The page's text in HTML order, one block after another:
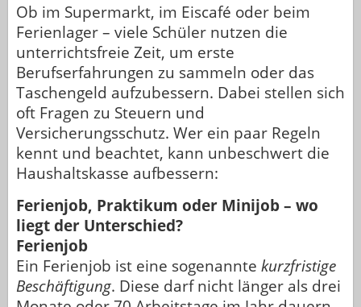
Ob im Supermarkt, im Eiscafé oder beim
Ferienlager – viele Schüler nutzen die
unterrichtsfreie Zeit, um erste
Berufserfahrungen zu sammeln oder das
Taschengeld aufzubessern. Dabei stellen sich
oft Fragen zu Steuern und
Versicherungsschutz. Wer ein paar Regeln
kennt und beachtet, kann unbeschwert die
Haushaltskasse aufbessern:
Ferienjob, Praktikum oder Minijob – wo
liegt der Unterschied?
Ferienjob
Ein Ferienjob ist eine sogenannte kurzfristige
Beschäftigung. Diese darf nicht länger als drei